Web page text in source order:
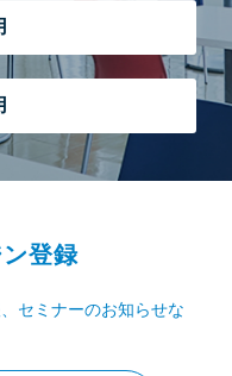
登録
セミナーのお知らせな